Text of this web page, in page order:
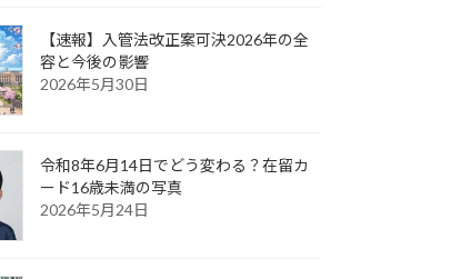
【速報】入管法改正案可決2026年の全
容と今後の影響
2026年5月30日
令和8年6月14日でどう変わる？在留カ
ード16歳未満の写真
2026年5月24日